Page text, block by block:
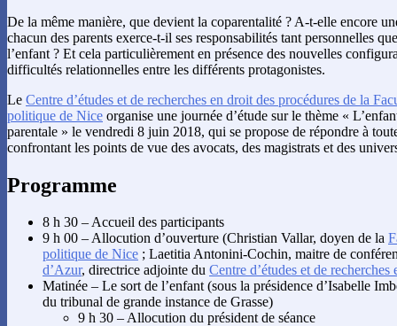
De la même manière, que devient la coparentalité ? A-t-elle encore
chacun des parents exerce-t-il ses responsabilités tant personnelles
l’enfant ? Et cela particulièrement en présence des nouvelles
difficultés relationnelles entre les différents protagonistes.
Le Centre d’études et de recherches en droit des procédures de la
politique de Nice organise une journée d’étude sur le thème «
parentale » le vendredi 8 juin 2018, qui se propose de répondre à
confrontant les points de vue des avocats, des magistrats et des
Programme
8 h 30 – Accueil des participants
9 h 00 – Allocution d’ouverture (Christian Vallar, doyen de la
politique de Nice ; Laetitia Antonini-Cochin, maitre de
d’Azur, directrice adjointe du Centre d’études et de
Matinée – Le sort de l’enfant (sous la présidence d’Isabelle
du tribunal de grande instance de Grasse)
9 h 30 – Allocution du président de séance